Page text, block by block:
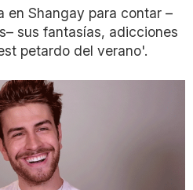
en Shangay para contar –
sus fantasías, adicciones
petardo del verano'.